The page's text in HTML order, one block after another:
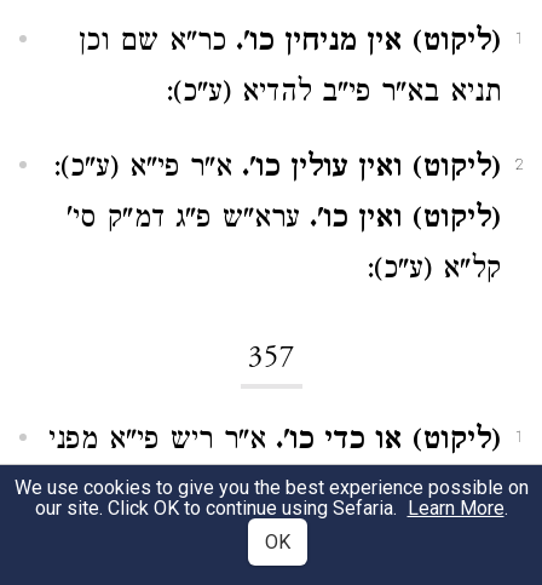
1 (ליקוט) אין מניחין כו'. כר"א שם וכן
תניא בא"ר פי"ב להדיא (ע"כ):
2 (ליקוט) ואין עולין כו'. א"ר פי"א (ע"כ):
(ליקוט) ואין כו'. ערא"ש פ"ג דמ"ק סי'
קל"א (ע"כ):
357
1 (ליקוט) או כדי כו'. א"ר ריש פי"א מפני
שאמרו כל המלין כו' (ע"כ):
(ליקוט) או שהיו גשמים כו'.
We use cookies to give you the best experience possible on
our site. Click OK to continue using Sefaria. Learn More.
OK